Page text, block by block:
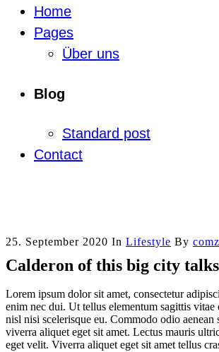
Home
Pages
Über uns
Blog
Standard post
Contact
25. September 2020 In Lifestyle By
Calderon of this big city
Lorem ipsum dolor sit amet, consectetur
enim nec dui. Ut tellus elementum sagittis
nisl nisi scelerisque eu. Commodo odio
viverra aliquet eget sit amet. Lectus mauris
eget velit. Viverra aliquet eget sit amet tellus